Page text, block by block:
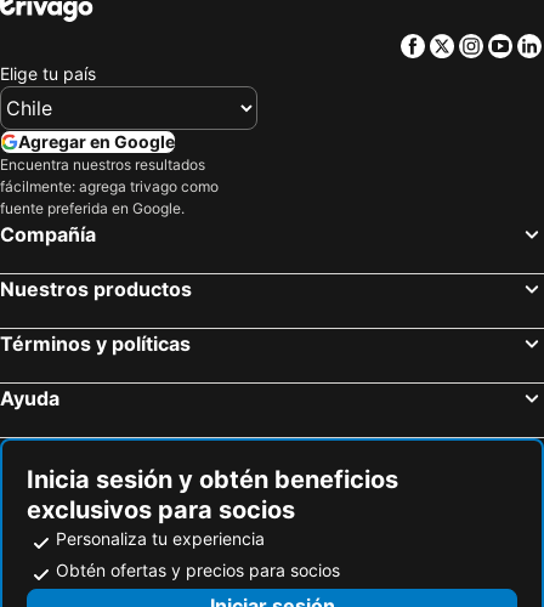
Facebook
Twitter
Elige tu país
Agregar en Google
Encuentra nuestros resultados
fácilmente: agrega trivago como
fuente preferida en Google.
Compañía
Nuestros productos
Términos y políticas
Ayuda
Inicia sesión y obtén beneficios
exclusivos para socios
Personaliza tu experiencia
Obtén ofertas y precios para socios